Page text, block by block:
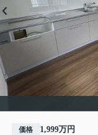
価格 1,999万円